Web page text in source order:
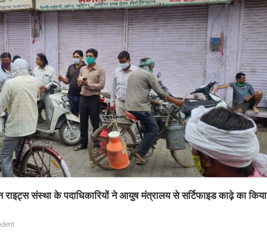
संस्था के पदाधिकारियों ने आयुष मंत्रालय से सर्टिफाइड काढ़े का किया